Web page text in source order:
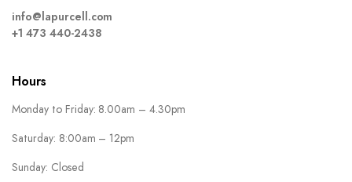
info@lapurcell.com
+1 473 440-2438
Hours
Monday to Friday: 8.00am – 4.30pm
Saturday: 8:00am – 12pm
Sunday: Closed